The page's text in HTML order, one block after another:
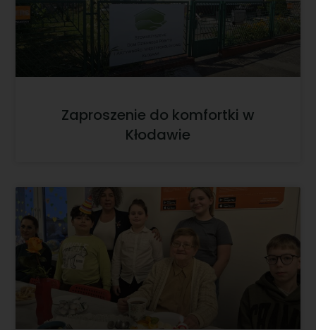
Zaproszenie do komfortki w
Kłodawie